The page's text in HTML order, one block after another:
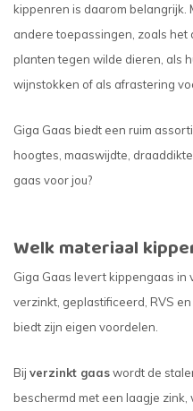
kippenren is daarom belangrijk.
andere toepassingen, zoals
planten tegen wilde dieren, als
wijnstokken of als afrastering
Giga Gaas biedt een ruim
hoogtes, maaswijdte,
gaas voor jou?
Welk materiaal
Giga Gaas levert kippengaas
verzinkt, geplastificeerd, RVS
biedt zijn eigen voordelen.
Bij verzinkt gaaswordt de
beschermd met een laagje